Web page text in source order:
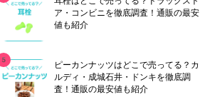
ア・コンビニを徹底調査！通販の最安
値も紹介
ピーカンナッツはどこで売ってる？カ
ルディ・成城石井・ドンキを徹底調
査！通販の最安値も紹介